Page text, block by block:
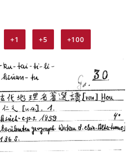
+1 +5 +100